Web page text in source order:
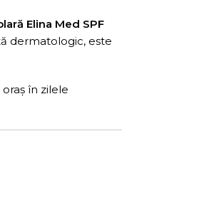
Elina Med SPF
dermatologic, este
în zilele